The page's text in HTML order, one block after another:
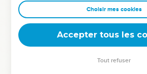
pour offrir des sacrifices de
de l'Eternel.
» En revanche, si vous ne m’écoutez
du jour du sabbat un jour saint en ne
en n’en introduisant aucun par les
Choisir mes cookies
Accepter tous les
Tout refuser